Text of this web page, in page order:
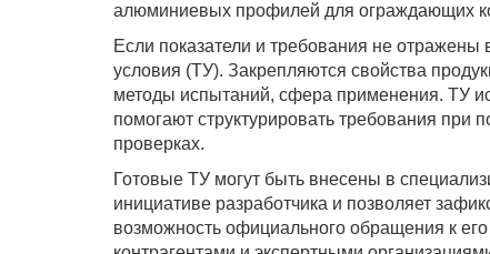
алюминиевых профилей для ограждающих
Если показатели и требования не
условия (ТУ). Закрепляются свойства
методы испытаний, сфера применения. ТУ
помогают структурировать требования при
проверках.
Готовые ТУ могут быть внесены в
инициативе разработчика и позволяет
возможность официального обращения к